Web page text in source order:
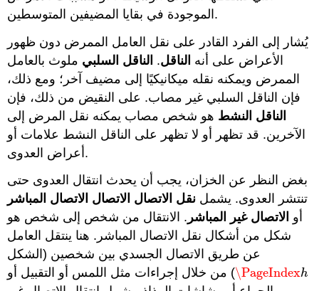
الموجودة في بقايا المضيفين المتوسطين.
يُشار إلى الفرد القادر على نقل العامل الممرض دون ظهور
الأعراض على أنه الناقل. الناقل السلبي ملوث بالعامل
الممرض ويمكنه نقله ميكانيكيًا إلى مضيف آخر؛ ومع ذلك،
فإن الناقل السلبي غير مصاب. على النقيض من ذلك، فإن
الناقل النشط هو شخص مصاب يمكنه نقل المرض إلى
الآخرين. قد تظهر أو لا تظهر على الناقل النشط علامات أو
أعراض العدوى.
بغض النظر عن الخزان، يجب أن يحدث انتقال العدوى حتى
تنتشر العدوى. يشمل نقل الاتصال الاتصال الاتصال المباشر
أو الاتصال غير المباشر . الانتقال من شخص إلى شخص هو
شكل من أشكال نقل الاتصال المباشر. هنا ينتقل العامل
عن طريق الاتصال الجسدي بين شخصين (الشكل
\PageIndexh
\PageIndexh
) من خلال إجراءات مثل اللمس أو التقبيل أو